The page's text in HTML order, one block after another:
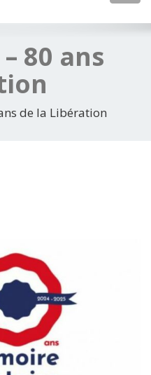
80 ans
de la Libération